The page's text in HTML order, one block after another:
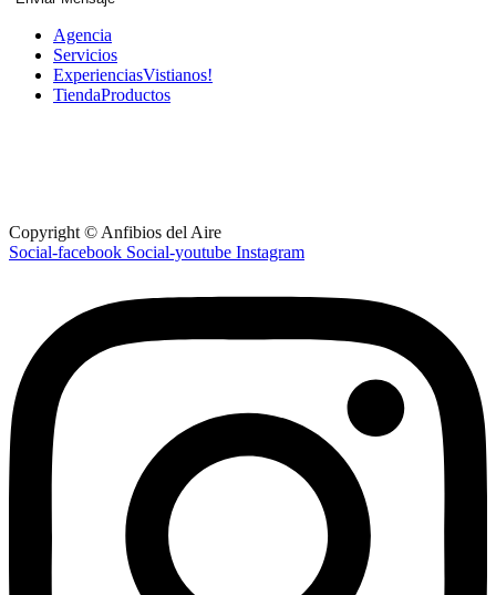
Agencia
Servicios
ExperienciasVistianos!
TiendaProductos
Copyright © Anfibios del Aire
Social-facebook Social-youtube Instagram